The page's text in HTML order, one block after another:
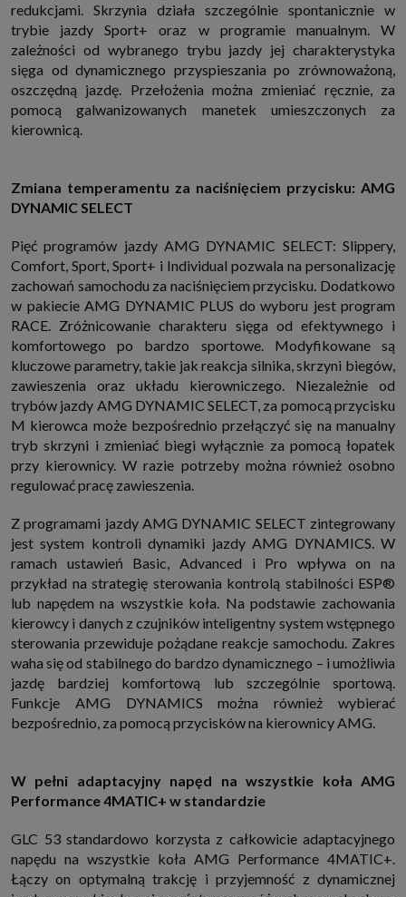
redukcjami. Skrzynia działa szczególnie spontanicznie w
trybie jazdy Sport+ oraz w programie manualnym. W
zależności od wybranego trybu jazdy jej charakterystyka
sięga od dynamicznego przyspieszania po zrównoważoną,
oszczędną jazdę. Przełożenia można zmieniać ręcznie, za
pomocą galwanizowanych manetek umieszczonych za
kierownicą.
Zmiana temperamentu za naciśnięciem przycisku: AMG
DYNAMIC SELECT
Pięć programów jazdy AMG DYNAMIC SELECT: Slippery,
Comfort, Sport, Sport+ i Individual pozwala na personalizację
zachowań samochodu za naciśnięciem przycisku. Dodatkowo
w pakiecie AMG DYNAMIC PLUS do wyboru jest program
RACE. Zróżnicowanie charakteru sięga od efektywnego i
komfortowego po bardzo sportowe. Modyfikowane są
kluczowe parametry, takie jak reakcja silnika, skrzyni biegów,
zawieszenia oraz układu kierowniczego. Niezależnie od
trybów jazdy AMG DYNAMIC SELECT, za pomocą przycisku
M kierowca może bezpośrednio przełączyć się na manualny
tryb skrzyni i zmieniać biegi wyłącznie za pomocą łopatek
przy kierownicy. W razie potrzeby można również osobno
regulować pracę zawieszenia.
Z programami jazdy AMG DYNAMIC SELECT zintegrowany
jest system kontroli dynamiki jazdy AMG DYNAMICS. W
ramach ustawień Basic, Advanced i Pro wpływa on na
przykład na strategię sterowania kontrolą stabilności ESP®
lub napędem na wszystkie koła. Na podstawie zachowania
kierowcy i danych z czujników inteligentny system wstępnego
sterowania przewiduje pożądane reakcje samochodu. Zakres
waha się od stabilnego do bardzo dynamicznego – i umożliwia
jazdę bardziej komfortową lub szczególnie sportową.
Funkcje AMG DYNAMICS można również wybierać
bezpośrednio, za pomocą przycisków na kierownicy AMG.
W pełni adaptacyjny napęd na wszystkie koła AMG
Performance 4MATIC+ w standardzie
GLC 53 standardowo korzysta z całkowicie adaptacyjnego
napędu na wszystkie koła AMG Performance 4MATIC+.
Łączy on optymalną trakcję i przyjemność z dynamicznej